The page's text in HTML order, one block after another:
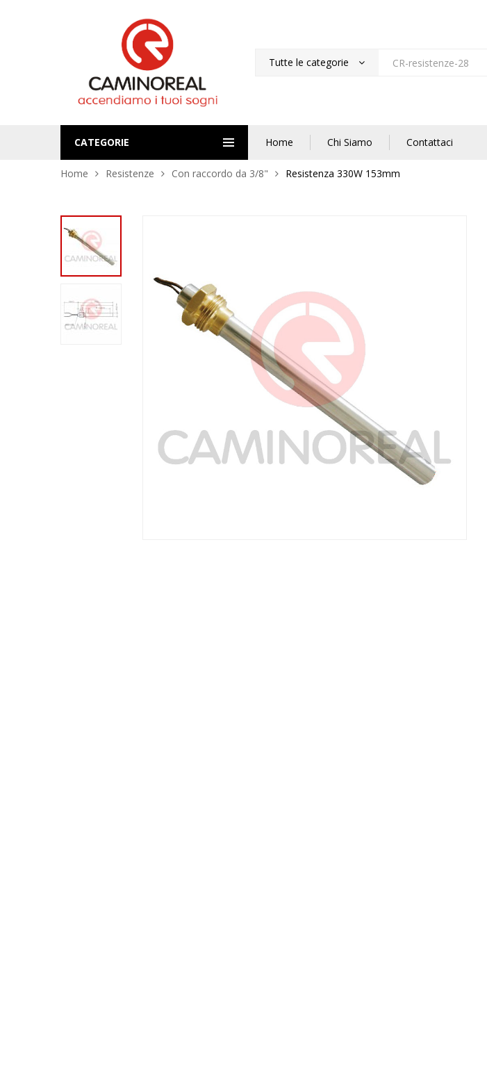
Tutte le categorie
CATEGORIE Home Chi Siamo Contattaci
Home Resistenze Con raccordo da 3/8" Resistenza 330W 153mm